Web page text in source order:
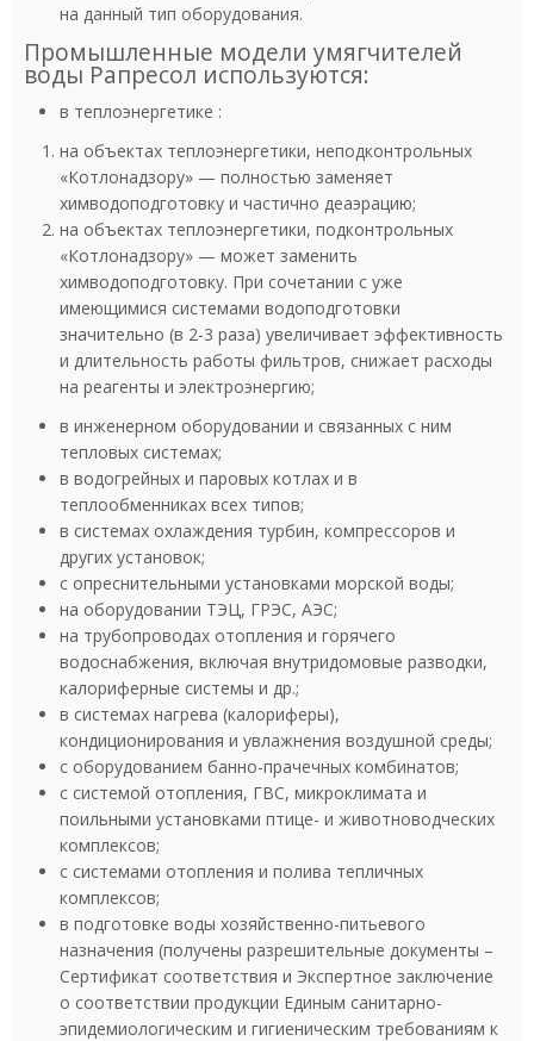
на данный тип оборудования.
Промышленные модели умягчителей
воды Рапресол используются:
в теплоэнергетике :
на объектах теплоэнергетики, неподконтрольных
«Котлонадзору» — полностью заменяет
химводоподготовку и частично деаэрацию;
на объектах теплоэнергетики, подконтрольных
«Котлонадзору» — может заменить
химводоподготовку. При сочетании с уже
имеющимися системами водоподготовки
значительно (в 2-3 раза) увеличивает эффективность
и длительность работы фильтров, снижает расходы
на реагенты и электроэнергию;
в инженерном оборудовании и связанных с ним
тепловых системах;
в водогрейных и паровых котлах и в
теплообменниках всех типов;
в системах охлаждения турбин, компрессоров и
других установок;
с опреснительными установками морской воды;
на оборудовании ТЭЦ, ГРЭС, АЭС;
на трубопроводах отопления и горячего
водоснабжения, включая внутридомовые разводки,
калориферные системы и др.;
в системах нагрева (калориферы),
кондиционирования и увлажнения воздушной среды;
с оборудованием банно-прачечных комбинатов;
с системой отопления, ГВС, микроклимата и
поильными установками птице- и животноводческих
комплексов;
с системами отопления и полива тепличных
комплексов;
в подготовке воды хозяйственно-питьевого
назначения (получены разрешительные документы –
Сертификат соответствия и Экспертное заключение
о соответствии продукции Единым санитарно-
эпидемиологическим и гигиеническим требованиям к